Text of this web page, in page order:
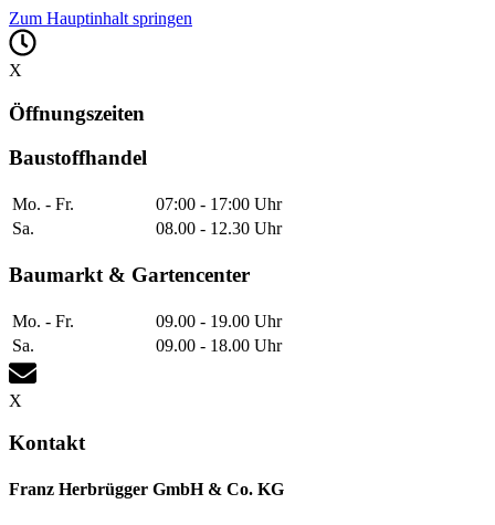
Zum Hauptinhalt springen
X
Öffnungszeiten
Baustoffhandel
Mo. - Fr.
07:00 - 17:00 Uhr
Sa.
08.00 - 12.30 Uhr
Baumarkt & Gartencenter
Mo. - Fr.
09.00 - 19.00 Uhr
Sa.
09.00 - 18.00 Uhr
X
Kontakt
Franz Herbrügger GmbH & Co. KG